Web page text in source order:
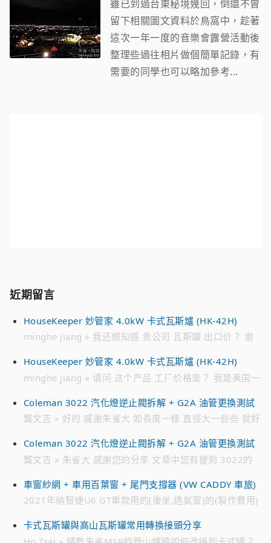
雖已到過台東秘境幾回，倒還不曾
留下相關圖文資料於鳥窩中，趁著
這次一年一度的音樂會露營活動後
整理些過往相片做個簡單記錄，有
需要的同學也可以略加參考...
近期留言
HouseKeeper 妙管家 4.0kW 卡式瓦斯爐 (HK-42H)
minghe jiang » 我还想知道 贵公司 瓦斯罐 出口价？ 谢
HouseKeeper 妙管家 4.0kW 卡式瓦斯爐 (HK-42H)
minghe jiang » 请问 这个产品 工厂价格是？ 我是美国一
ID : jmh****** 电话 ： 718 791 ****
Coleman 3022 汽化燈逆止閥拆解 + G2A 油管更換測試
龔文吉 » 好的 感謝朱雀大 如長度一樣 直徑大一些些 就好
時候 貴不少 感恩
Coleman 3022 汽化燈逆止閥拆解 + G2A 油管更換測試
龔文吉 » 朱雀大 感謝您的分享 文章中您有提到 3022的
日亞 有看到226-2991編號的油管 不知有無通用 感恩
車窗紗網 + 車用百葉窗 + 尾門支撐器 (VW CADDY 車旅)
2021年納智捷U6 GT車款用的(後坐,透氣窗)的(製作費用)
(製作費用)。 請問：多少? Line 0952xxx7xx 李小姐
卡式瓦斯罐與高山瓦斯罐常用轉換接頭分享